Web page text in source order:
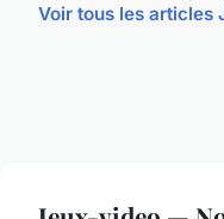
Voir tous les articles